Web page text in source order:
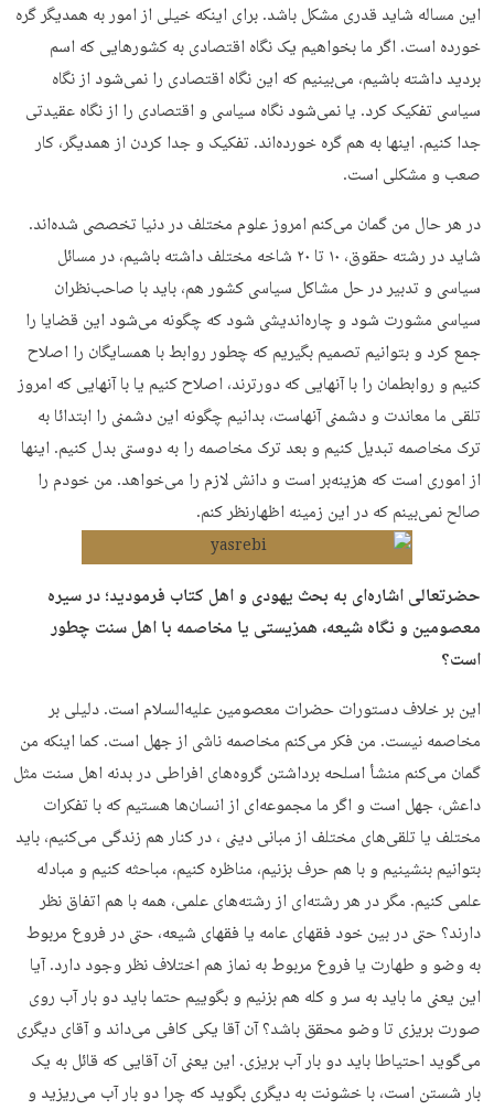
این مساله شاید قدری مشکل باشد. برای اینکه خیلی از امور به همدیگر گره
خورده است. اگر ما بخواهیم یک نگاه اقتصادی به کشورهایی که اسم
بردید داشته باشیم، می‌بینیم که این نگاه اقتصادی را نمی‌شود از نگاه
سیاسی تفکیک کرد. یا نمی‌شود نگاه سیاسی و اقتصادی را از نگاه عقیدتی
جدا کنیم. اینها به هم گره خورده‌اند. تفکیک و جدا کردن از همدیگر، کار
صعب و مشکلی است.
در هر حال من گمان می‌کنم امروز علوم مختلف در دنیا تخصصی شده‌اند.
شاید در رشته حقوق، ۱۰ تا ۲۰ شاخه مختلف داشته باشیم، در مسائل
سیاسی و تدبیر در حل مشاکل سیاسی کشور هم، باید با صاحب‌نظران
سیاسی مشورت شود و چاره‌اندیشی شود که چگونه می‌شود این قضایا را
جمع کرد و بتوانیم تصمیم بگیریم که چطور روابط با همسایگان را اصلاح
کنیم و روابطمان را با آنهایی که دورترند، اصلاح کنیم یا با آنهایی که امروز
تلقی ما معاندت و دشمنی آنهاست، بدانیم چگونه این دشمنی را ابتدائا به
ترک مخاصمه تبدیل کنیم و بعد ترک مخاصمه را به دوستی بدل کنیم. اینها
از اموری است که هزینه‌بر است و دانش لازم را می‌خواهد. من خودم را
صالح نمی‌بینم که در این زمینه اظهارنظر کنم.
حضرتعالی اشاره‌ای به بحث یهودی و اهل کتاب فرمودید؛ در سیره
معصومین و نگاه شیعه، همزیستی یا مخاصمه با اهل سنت چطور
است؟
این بر خلاف دستورات حضرات معصومین علیه‌السلام است. دلیلی بر
مخاصمه نیست. من فکر می‌کنم مخاصمه ناشی از جهل است. کما اینکه من
گمان می‌کنم منشأ اسلحه برداشتن گروه‌های افراطی در بدنه اهل سنت مثل
داعش، جهل است و اگر ما مجموعه‌ای از انسان‌ها هستیم که با تفکرات
مختلف یا تلقی‌های مختلف از مبانی دینی ، در کنار هم زندگی می‌کنیم، باید
بتوانیم بنشینیم و با هم حرف بزنیم، مناظره کنیم، مباحثه کنیم و مبادله
علمی کنیم. مگر در هر رشته‌ای از رشته‌های علمی، همه با هم اتفاق نظر
دارند؟ حتی در بین خود فقهای عامه یا فقهای شیعه، حتی در فروع مربوط
به وضو و طهارت یا فروع مربوط به نماز هم اختلاف نظر وجود دارد. آیا
این یعنی ما باید به سر و کله هم بزنیم و بگوییم حتما باید دو بار آب روی
صورت بریزی تا وضو محقق باشد؟ آن آقا یکی کافی می‌داند و آقای دیگری
می‌گوید احتیاطا باید دو بار آب بریزی. این یعنی آن آقایی که قائل به یک
بار شستن است، با خشونت به دیگری بگوید که چرا دو بار آب می‌ریزید و